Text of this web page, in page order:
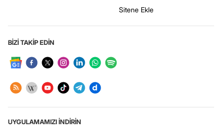
Sitene Ekle
BİZİ TAKİP EDİN
UYGULAMAMIZI İNDİRİN